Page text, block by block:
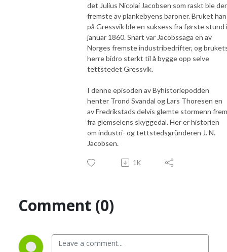
det Julius Nicolai Jacobsen som raskt ble
fremste av plankebyens baroner. Bruket
på Gressvik ble en suksess fra første stund i
januar 1860. Snart var Jacobssaga en av
Norges fremste industribedrifter, og
herre bidro sterkt til å bygge opp selve
tettstedet Gressvik.
I denne episoden av Byhistoriepodden
henter Trond Svandal og Lars Thoresen en
av Fredrikstads delvis glemte stormenn frem
fra glemselens skyggedal. Her er historien
om industri- og tettstedsgründeren J. N.
Jacobsen.
1K
Comment (0)